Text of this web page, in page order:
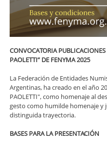
CONVOCATORIA
PAOLETTI” DE FENYMA 2025
La Federación de Entidades
Argentinas, ha creado en el año
PAOLETTI", como homenaje al
gesto como humilde homenaje y
distinguida trayectoria.
BASES PARA LA PRESENTACIÓN